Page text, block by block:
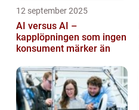
12 september 2025
AI versus AI –
kapplöpningen som ingen
konsument märker än